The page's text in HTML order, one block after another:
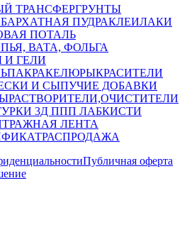
ТРАНСФЕРГРУНТЫ
БАРХАТНАЯ ПУДРАКЛЕИЛАКИ
ПОТАЛЬ
ВАТА, ФОЛЬГА
И ГЕЛИ
КРАКЕЛЮРЫКРАСИТЕЛИ
И СЫПУЧИЕ ДОБАВКИ
РАСТВОРИТЕЛИ,ОЧИСТИТЕЛИ
3Д ППП ЛАБКИСТИ
ЛЕНТА
РАСПРОДАЖА
Публичная оферта